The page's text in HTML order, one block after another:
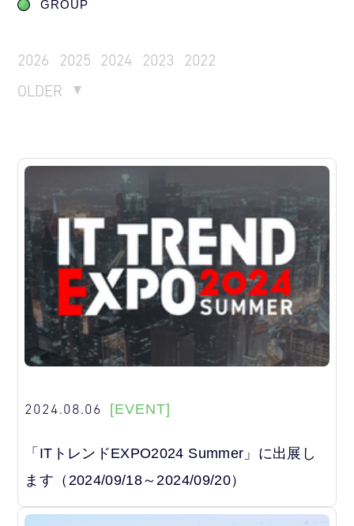
GROUP
2026 2025 2024 2023
2022
OLDER
2024.08.06 [EVENT]
「ITトレンドEXPO2024 Summer」に出展し
ます（2024/09/18～2024/09/20）